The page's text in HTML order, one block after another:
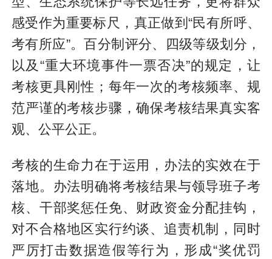
感受作为重要标尺，真正做到“民有所呼、
考有所应”。百分制评分、四级等级划分，
以及“重大环境事件一票否决”的规定，让
考核更具刚性；每年一次的考核频率、规
范严谨的考核步骤，确保考核结果真实客
观、公平公正。
考核的生命力在于运用，办法的实效在于
落地。办法明确将考核结果与领导班子考
核、干部奖惩任免、财政资金分配挂钩，
对不合格地区实行约谈、追责机制，同时
严厉打击数据造假等行为，形成“奖优罚